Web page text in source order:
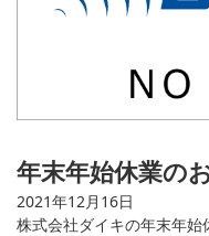
年末年始休業の
2021年12月16日
株式会社ダイキの年末年